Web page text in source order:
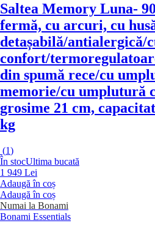
Saltea Memory Luna-
fermă, cu arcuri, cu
detașabilă/antialergică/
confort/
din spumă rece/cu
memorie/cu umplutură
grosime 21 cm,
kg
(1)
În stocUltima bucată
1 949 Lei
Adaugă în coș
Adaugă în coș
Numai la Bonami
Bonami Essentials